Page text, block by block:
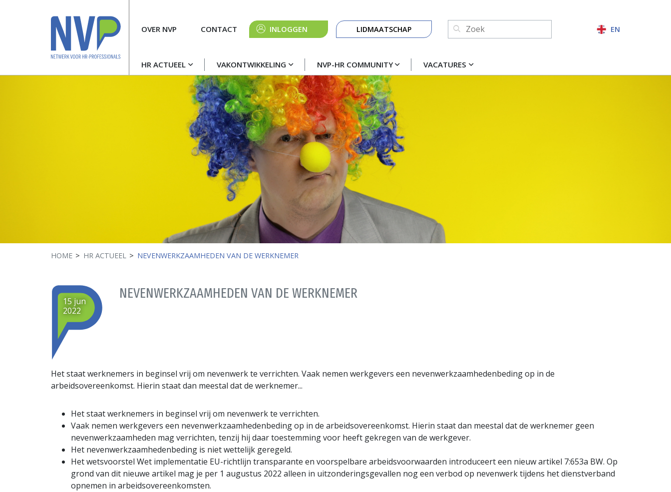
Hoofdnavigatie
HR ACTUEEL VAKONTWIKKELING NVP-HR COMMUNITY VACATURES
MetaOVER NVP CONTACT INLOGGEN
Knop
navigatie
LIDMAATSCHAP Zoeken:
ZOEKEN
EN
HOME HR ACTUEEL NEVENWERKZAAMHEDEN VAN DE WERKNEMER
NEVENWERKZAAMHEDEN VAN DE WERKNEMER
15 jun
2022
Het staat werknemers in beginsel vrij om nevenwerk te verrichten. Vaak nemen werkgevers een nevenwerkzaamhedenbeding op in de
arbeidsovereenkomst. Hierin staat dan meestal dat de werknemer...
Het staat werknemers in beginsel vrij om nevenwerk te verrichten.
Vaak nemen werkgevers een nevenwerkzaamhedenbeding op in de arbeidsovereenkomst. Hierin staat dan meestal dat de werknemer geen
nevenwerkzaamheden mag verrichten, tenzij hij daar toestemming voor heeft gekregen van de werkgever.
Het nevenwerkzaamhedenbeding is niet wettelijk geregeld.
Het wetsvoorstel Wet implementatie EU-richtlijn transparante en voorspelbare arbeidsvoorwaarden introduceert een nieuw artikel 7:653a BW. Op
grond van dit nieuwe artikel mag je per 1 augustus 2022 alleen in uitzonderingsgevallen nog een verbod op nevenwerk tijdens het dienstverband
opnemen in arbeidsovereenkomsten.